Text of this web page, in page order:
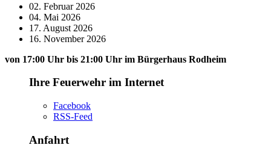
02. Februar 2026
04. Mai 2026
17. August 2026
16. November 2026
von 17:00 Uhr bis 21:00 Uhr im Bürgerhaus Rodheim
Ihre Feuerwehr im Internet
Facebook
RSS-Feed
Anfahrt